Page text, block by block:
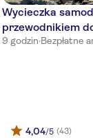
Wycieczka
przewodnikiem
Birkenau z
9 godzin·Bezpłatne
4,04/5 (43)